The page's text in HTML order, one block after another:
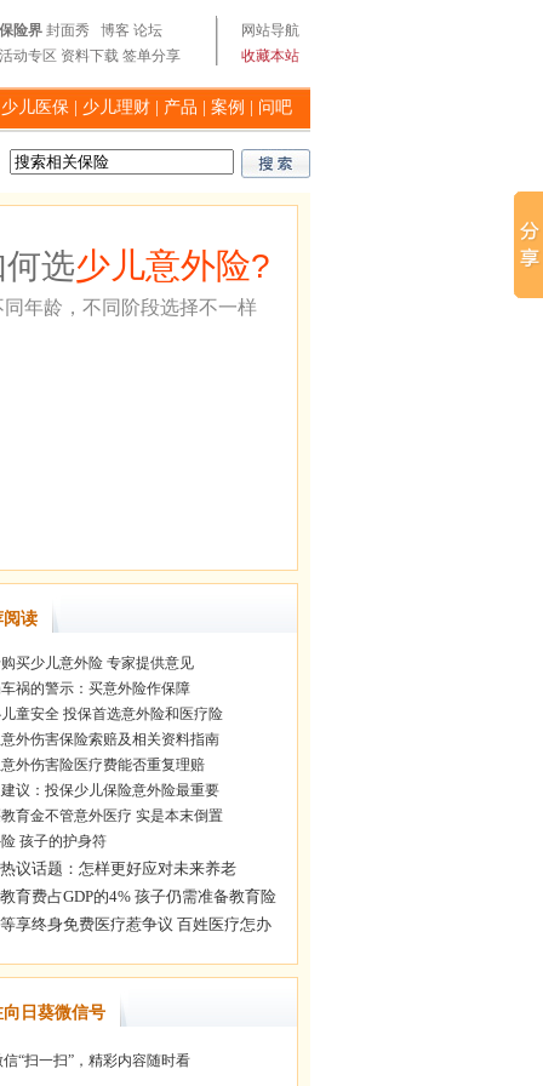
保险界 封面秀 博客 论坛
活动专区 资料下载 签单分享
网站导航
收藏本站
少儿医保 少儿理财 产品 案例 问吧
选少儿意外险?
同年龄，不同阶段选择不一样
阅读
买少儿意外险 专家提供意见
祸的警示：买意外险作保障
童安全 投保首选意外险和医疗险
外伤害保险索赔及相关资料指南
外伤害险医疗费能否重复理赔
议：投保少儿保险意外险最重要
育金不管意外医疗 实是本末倒置
孩子的护身符
向日葵微信号
“扫一扫”，精彩内容随时看